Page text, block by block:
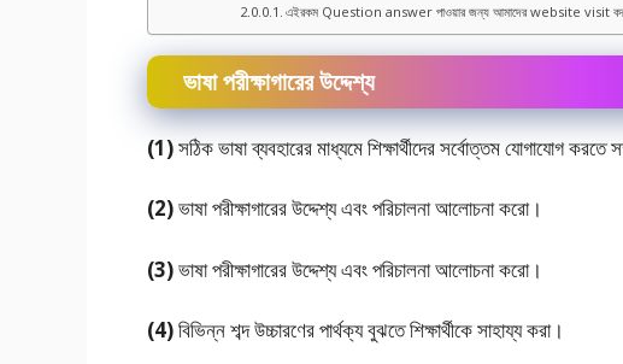
এইরকম Question answer পাওয়ার জন্য আমাদের website visit
ভাষা পরীক্ষাগারের উদ্দেশ্য
(1)সঠিক ভাষা ব্যবহারের মাধ্যমে শিক্ষার্থীদের সর্বোত্তম যােগাযােগ করতে
(2)ভাষা পরীক্ষাগারের উদ্দেশ্য এবং পরিচালনা আলােচনা করাে।
(3)ভাষা পরীক্ষাগারের উদ্দেশ্য এবং পরিচালনা আলােচনা করাে।
(4)বিভিন্ন শব্দ উচ্চারণের পার্থক্য বুঝতে শিক্ষার্থীকে সাহায্য করা।